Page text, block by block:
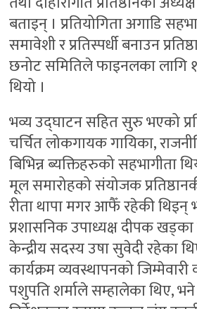
बताइन् । प्रतियोगिता अगाडि
समावेशी र प्रतिस्पर्धी बनाउन
छनोट समितिले फाइनलका लागि
थियो ।
भव्य उद्घाटन सहित सुरु भएको
चर्चित लोकगायक गायिका,
बिभिन्न ब्यक्तिहरुको सहभागीता
मूल समारोहको संयोजक
रीता थापा मगर आफैँ रहेकी
प्रशासनिक उपाध्यक्ष दीपक
केन्द्रीय सदस्य उषा सुवेदी रहेका
कार्यक्रम व्यवस्थापनको जिम्मेवारी
पशुपति शर्माले सम्हालेका थिए, भने